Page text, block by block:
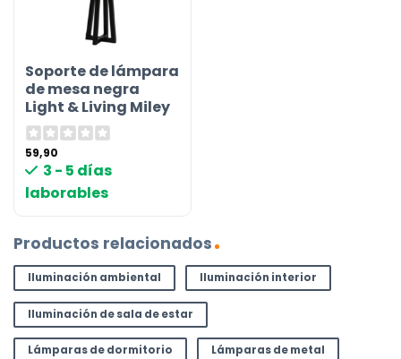
Soporte de lámpara
de mesa negra
Light & Living Miley
59,90
3 - 5 días
laborables
Productos relacionados
Iluminación ambiental Iluminación interior
Iluminación de sala de estar
Lámparas de dormitorio Lámparas de metal